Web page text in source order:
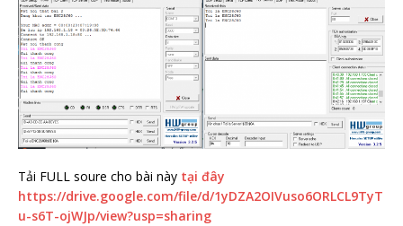
Tải FULL soure cho bài này tại đây
https://drive.google.com/file/d/1yDZA2OIVuso6ORLCL9TyT
u-s6T-ojWJp/view?usp=sharing